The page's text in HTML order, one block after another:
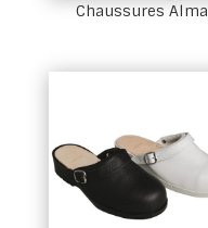
Chaussures Alma